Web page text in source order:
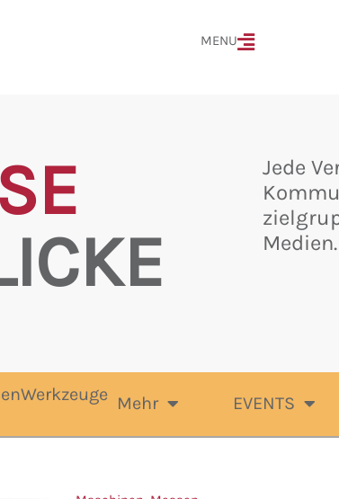
MENU MENÜ
Jede
Medien.
Werkzeuge Mehr EVENTS